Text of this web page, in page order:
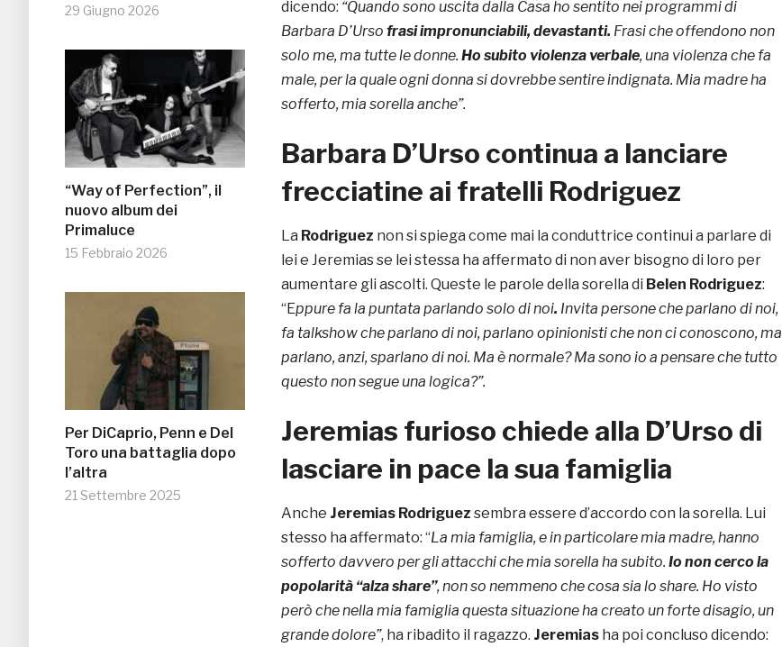
29 Giugno 2026
“Way of Perfection”, il
nuovo album dei
Primaluce
15 Febbraio 2026
Per DiCaprio, Penn e Del
Toro una battaglia dopo
l’altra
21 Settembre 2025
dicendo: “Quando sono uscita dalla Casa ho sentito nei programmi di
Barbara D’Urso frasi impronunciabili, devastanti. Frasi che offendono non
solo me, ma tutte le donne. Ho subito violenza verbale, una violenza che fa
male, per la quale ogni donna si dovrebbe sentire indignata. Mia madre ha
sofferto, mia sorella anche”.
Barbara D’Urso continua a lanciare
frecciatine ai fratelli Rodriguez
La Rodriguez non si spiega come mai la conduttrice continui a parlare di
lei e Jeremias se lei stessa ha affermato di non aver bisogno di loro per
aumentare gli ascolti. Queste le parole della sorella di Belen Rodriguez:
“Eppure fa la puntata parlando solo di noi. Invita persone che parlano di noi,
fa talkshow che parlano di noi, parlano opinionisti che non ci conoscono, ma
parlano, anzi, sparlano di noi. Ma è normale? Ma sono io a pensare che tutto
questo non segue una logica?”.
Jeremias furioso chiede alla D’Urso di
lasciare in pace la sua famiglia
Anche Jeremias Rodriguez sembra essere d’accordo con la sorella. Lui
stesso ha affermato: “La mia famiglia, e in particolare mia madre, hanno
sofferto davvero per gli attacchi che mia sorella ha subito. Io non cerco la
popolarità “alza share”, non so nemmeno che cosa sia lo share. Ho visto
però che nella mia famiglia questa situazione ha creato un forte disagio, un
grande dolore”, ha ribadito il ragazzo. Jeremias ha poi concluso dicendo: